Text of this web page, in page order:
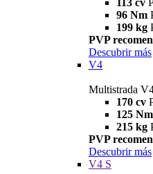
96 Nm
199 kg
PVP
Descubrir más
V4
Multistrada
170 cv
125 Nm
215 kg
PVP
Descubrir más
V4 S